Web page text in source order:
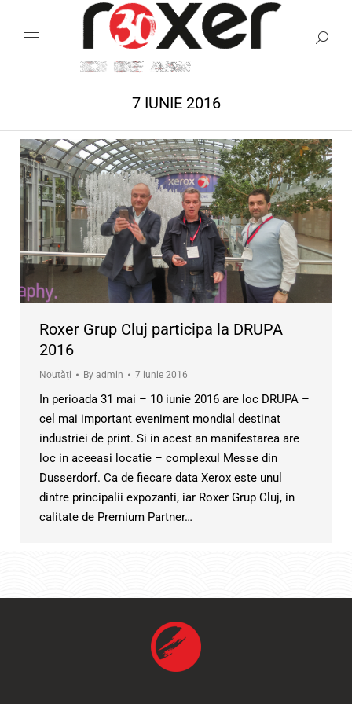
7 IUNIE 2016
Roxer Grup Cluj participa la DRUPA
2016
Noutăți By admin 7 iunie 2016
In perioada 31 mai – 10 iunie 2016 are loc DRUPA –
cel mai important eveniment mondial destinat
industriei de print. Si in acest an manifestarea are
loc in aceeasi locatie – complexul Messe din
Dusserdorf. Ca de fiecare data Xerox este unul
dintre principalii expozanti, iar Roxer Grup Cluj, in
calitate de Premium Partner…